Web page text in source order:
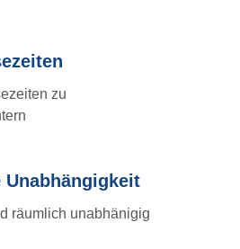
zu
Unabhängigkeit
räumlich unabhänigig